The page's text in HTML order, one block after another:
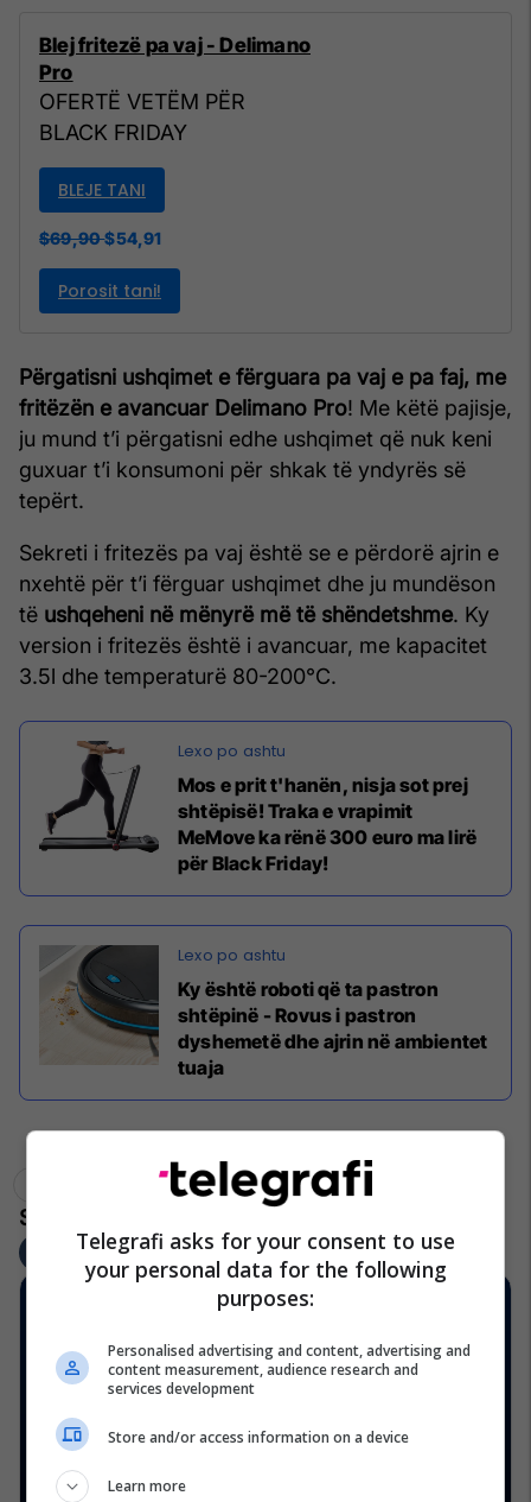
Blej fritezë pa vaj - Delimano
Pro
OFERTË VETËM PËR
BLACK FRIDAY
BLEJE TANI
$69,90$54,91
Përgatisni ushqimet e fërguara pa vaj e pa faj, me
fritëzën e avancuar Delimano Pro! Me këtë pajisje,
ju mund t’i përgatisni edhe ushqimet që nuk keni
guxuar t’i konsumoni për shkak të yndyrës së
tepërt.
Sekreti i fritezës pa vaj është se e përdorë ajrin e
nxehtë për t’i fërguar ushqimet dhe ju mundëson
të ushqeheni në mënyrë më të shëndetshme. Ky
version i fritezës është i avancuar, me kapacitet
3.5l dhe temperaturë 80-200°C.
Mos e prit t'hanën, nisja sot prej
shtëpisë! Traka e vrapimit
MeMove ka rënë 300 euro ma lirë
për Black Friday!
Ky është roboti që ta pastron
shtëpinë - Rovus i pastron
dyshemetë dhe ajrin në ambientet
tuaja
Top Shop Kosova Telegrafi Deals
Telegrafi asks for your consent to use
your personal data for the following
purposes:
Personalised advertising and content, advertising and
content measurement, audience research and
services development
Store and/or access information on a device
Learn more